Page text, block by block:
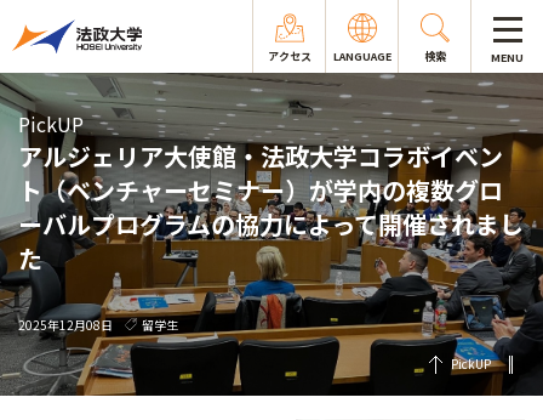
アクセス LANGUAGE 検索 MENU
PickUP
アルジェリア大使館・法政大学コラボイベン
ト（ベンチャーセミナー）が学内の複数グロ
ーバルプログラムの協力によって開催されまし
た
2025年12月08日 留学生
PickUP